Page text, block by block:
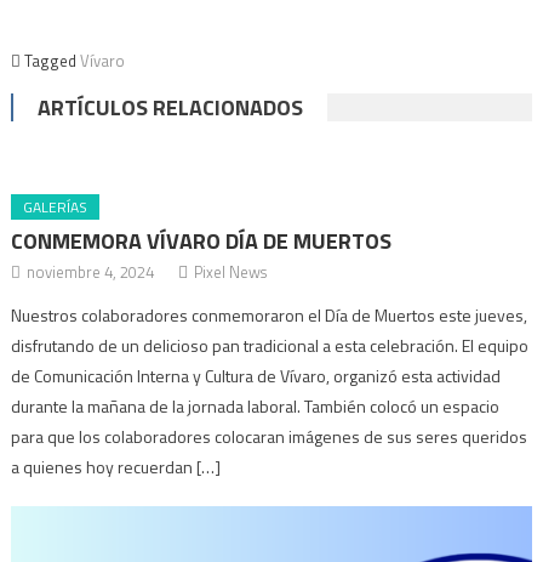
Tagged Vívaro
ARTÍCULOS RELACIONADOS
GALERÍAS
CONMEMORA VÍVARO DÍA DE MUERTOS
noviembre 4, 2024 Pixel News
Nuestros colaboradores conmemoraron el Día de Muertos este jueves,
disfrutando de un delicioso pan tradicional a esta celebración. El equipo
de Comunicación Interna y Cultura de Vívaro, organizó esta actividad
durante la mañana de la jornada laboral. También colocó un espacio
para que los colaboradores colocaran imágenes de sus seres queridos
a quienes hoy recuerdan […]